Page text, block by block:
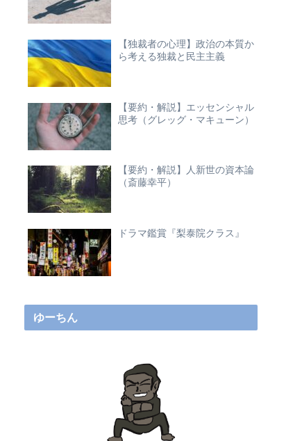
【独裁者の心理】政治の本質か
ら考える独裁と民主主義
【要約・解説】エッセンシャル
思考（グレッグ・マキューン）
【要約・解説】人新世の資本論
（斎藤幸平）
ドラマ鑑賞『梨泰院クラス』
ゆーちん